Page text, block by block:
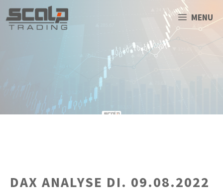
Inhalt
springen
MENU
DAX ANALYSE DI. 09.08.2022